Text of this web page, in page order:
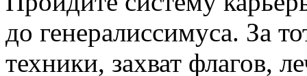
до генералиссимуса. За
техники, захват флагов,